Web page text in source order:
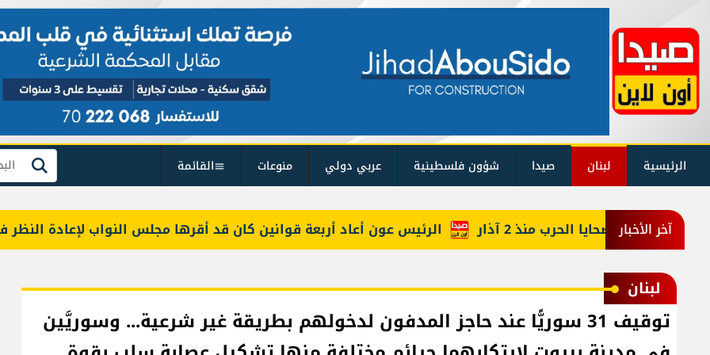
الرئيسية لبنان صيدا شؤون فلسطينية عربي دولي منوعات القائمة بحث
آخر الأخبار الرئيس عون أعاد أربعة قوانين كان قد أقرها مجلس النواب لإعادة النظر فيها ضحايا الحرب منذ 2 آذار
لبنان
توقيف 31 سوريًّا عند حاجز المدفون لدخولهم بطريقة غير شرعية... وسوريَّين